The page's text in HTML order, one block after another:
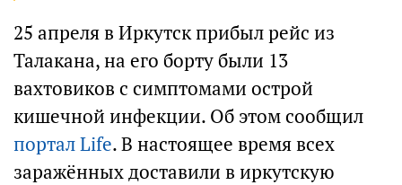
25 апреля в Иркутск прибыл рейс из
Талакана, на его борту были 13
вахтовиков с симптомами острой
кишечной инфекции. Об этом сообщил
портал Life. В настоящее время всех
заражённых доставили в иркутскую